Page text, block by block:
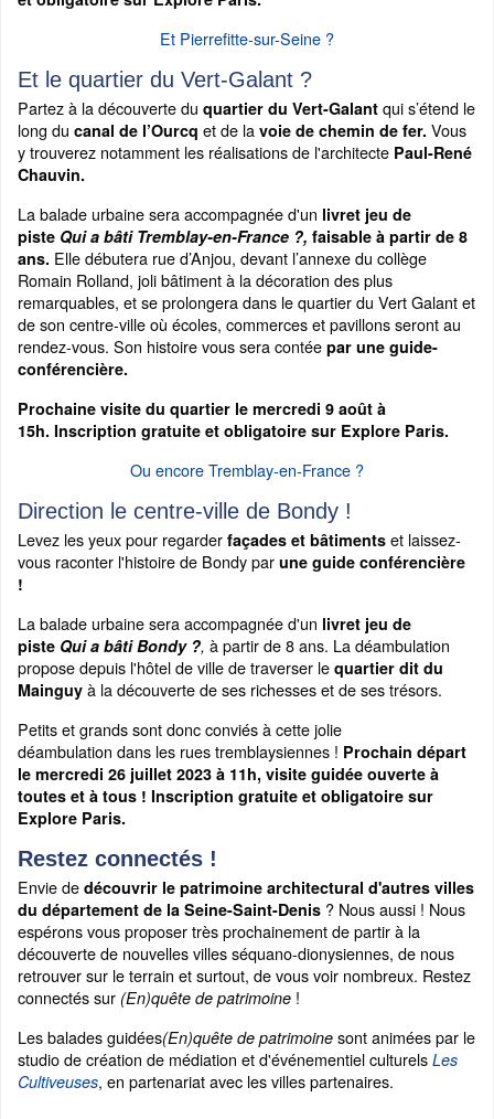
Et Pierrefitte-sur-Seine ?
Et le quartier du Vert-Galant ?
Partez à la découverte du quartier du Vert-Galant qui s’étend le
long du canal de l’Ourcq et de la voie de chemin de fer. Vous
y trouverez notamment les réalisations de l'architecte Paul-René
Chauvin.
La balade urbaine sera accompagnée d'un livret jeu de
piste Qui a bâti Tremblay-en-France ?, faisable à partir de 8
ans. Elle débutera rue d’Anjou, devant l’annexe du collège
Romain Rolland, joli bâtiment à la décoration des plus
remarquables, et se prolongera dans le quartier du Vert Galant et
de son centre-ville où écoles, commerces et pavillons seront au
rendez-vous. Son histoire vous sera contée par une guide-
conférencière.
Prochaine visite du quartier le mercredi 9 août à
15h. Inscription gratuite et obligatoire sur Explore Paris.
Ou encore Tremblay-en-France ?
Direction le centre-ville de Bondy !
Levez les yeux pour regarder façades et bâtiments et laissez-
vous raconter l'histoire de Bondy par une guide conférencière
!
La balade urbaine sera accompagnée d'un livret jeu de
piste Qui a bâti Bondy ?, à partir de 8 ans. La déambulation
propose depuis l'hôtel de ville de traverser le quartier dit du
Mainguy à la découverte de ses richesses et de ses trésors.
Petits et grands sont donc conviés à cette jolie
déambulation dans les rues tremblaysiennes ! Prochain départ
le mercredi 26 juillet 2023 à 11h, visite guidée ouverte à
toutes et à tous ! Inscription gratuite et obligatoire sur
Explore Paris.
Restez connectés !
Envie de découvrir le patrimoine architectural d'autres villes
du département de la Seine-Saint-Denis ? Nous aussi ! Nous
espérons vous proposer très prochainement de partir à la
découverte de nouvelles villes séquano-dionysiennes, de nous
retrouver sur le terrain et surtout, de vous voir nombreux. Restez
connectés sur (En)quête de patrimoine !
Les balades guidées(En)quête de patrimoine sont animées par le
studio de création de médiation et d'événementiel culturels Les
Cultiveuses, en partenariat avec les villes partenaires.